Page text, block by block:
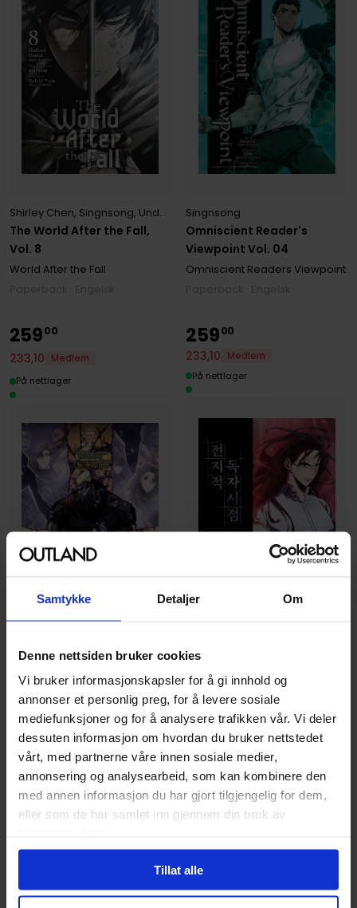
Samtykke Detaljer Om
Denne nettsiden bruker cookies
Vi bruker informasjonskapsler for å gi innhold og
annonser et personlig preg, for å levere sosiale
mediefunksjoner og for å analysere trafikken vår. Vi deler
dessuten informasjon om hvordan du bruker nettstedet
vårt, med partnerne våre innen sosiale medier,
annonsering og analysearbeid, som kan kombinere den
med annen informasjon du har gjort tilgjengelig for dem,
eller som de har samlet inn gjennom din bruk av
Tillat alle
The World After the Fall,
Vol. 8
Shirley Chen, Singnsong, Undead Gamja(3B2S STUDIO)
World After the Fall
Omniscient Reader's
Viewpoint Vol. 04
Singnsong
Omniscient Readers Viewpoint
World After the Fall Vol. 07
Singnsong
World After the Fall
Paperback · Engelsk
25900
233,10
Medlem
På nettlager
Viewpoint Vol. 03
Singnsong
Omniscient Readers Viewpoint
Paperback · Engelsk
25900
233,10
Medlem
På nettlager
259
233,10
Medlem
På nettlager
259 00
233,10 Medlem
På nettlager